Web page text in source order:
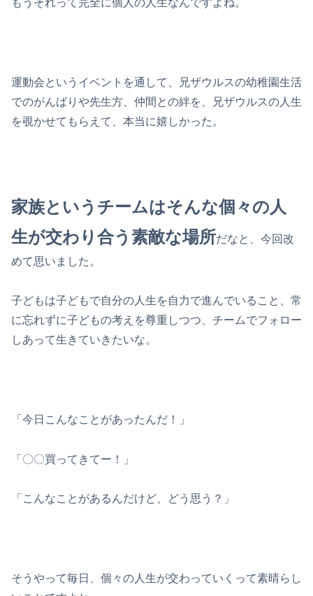
もうそれって完全に個人の人生なんですよね。
運動会というイベントを通して、兄ザウルスの幼稚園生活
でのがんばりや先生方、仲間との絆を、兄ザウルスの人生
を覗かせてもらえて、本当に嬉しかった。
家族というチームはそんな個々の人
生が交わり合う素敵な場所だなと、今回改
めて思いました。
子どもは子どもで自分の人生を自力で進んでいること、常
に忘れずに子どもの考えを尊重しつつ、チームでフォロー
しあって生きていきたいな。
「今日こんなことがあったんだ！」
「〇〇買ってきてー！」
「こんなことがあるんだけど、どう思う？」
そうやって毎日、個々の人生が交わっていくって素晴らし